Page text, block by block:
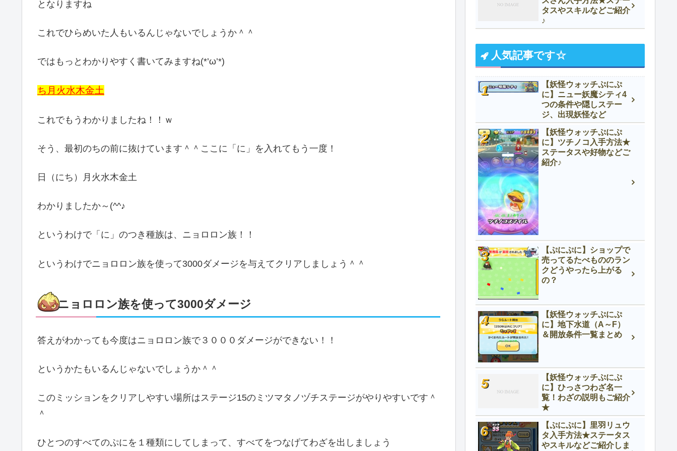
となりますね
これでひらめいた人もいるんじゃないでしょうか＾＾
ではもっとわかりやすく書いてみますね(*’ω’*)
ち月火水木金土
これでもうわかりましたね！！ｗ
そう、最初のちの前に抜けています＾＾ここに「に」を入れてもう一度！
日（にち）月火水木金土
わかりましたか～(^^♪
というわけで「に」のつき種族は、ニョロロン族！！
というわけでニョロロン族を使って3000ダメージを与えてクリアしましょう＾＾
ニョロロン族を使って3000ダメージ
答えがわかっても今度はニョロロン族で３０００ダメージができない！！
というかたもいるんじゃないでしょうか＾＾
このミッションをクリアしやすい場所はステージ15のミツマタノヅチステージがやりやすいです＾
＾
ひとつのすべてのぷにを１種類にしてしまって、すべてをつなげてわざを出しましょう
タスやスキルなどご紹介
♪
人気記事です☆
【妖怪ウォッチぷにぷ
に】ニュー妖魔シティ4
つの条件や隠しステー
ジ、出現妖怪など
【妖怪ウォッチぷにぷ
に】ツチノコ入手方法★
ステータスや好物などご
紹介♪
【ぷにぷに】ショップで
売ってるたべもののラン
クどうやったら上がる
の？
【妖怪ウォッチぷにぷ
に】地下水道（A～F）
＆開放条件一覧まとめ
【妖怪ウォッチぷにぷ
に】ひっさつわざ名一
覧！わざの説明もご紹介
★
【ぷにぷに】里羽リュウ
タ入手方法★ステータス
やスキルなどご紹介しま